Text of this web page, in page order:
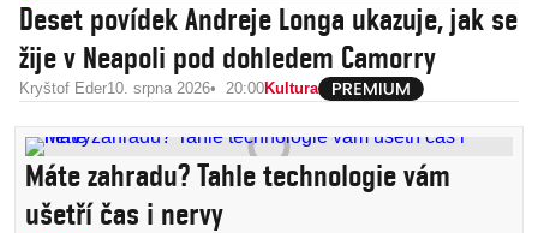
Deset povídek Andreje Longa ukazuje, jak se
žije v Neapoli pod dohledem Camorry
Kryštof Eder10. srpna 2026 20:00Kultura
Máte zahradu? Tahle technologie vám
ušetří čas i nervy